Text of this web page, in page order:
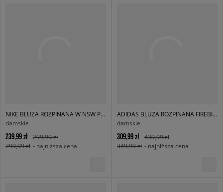
NIKE BLUZA ROZPINANA W NSW PHNX FLC FZ OS HOODIE PHOENIX
damskie
239,99 zł
299,99 zł
299,99 zł - najniższa cena
ADIDAS BLUZA ROZPINANA FIREBIRD TT
damskie
309,99 zł
439,99 zł
349,99 zł - najniższa cena